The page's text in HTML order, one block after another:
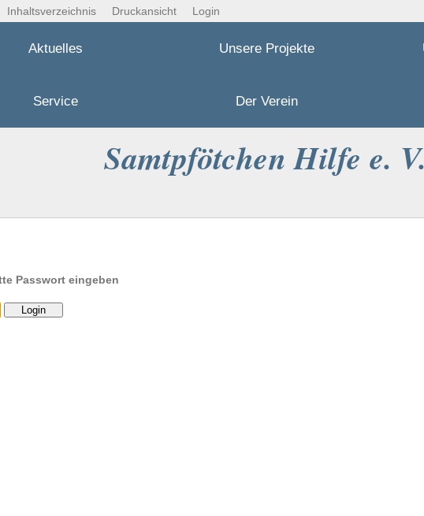
Inhaltsverzeichnis Druckansicht Login
Aktuelles Unsere Projekte
Service Der Verein
Samtpfötchen Hilfe e. V.
Passwort eingeben